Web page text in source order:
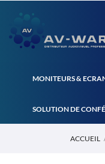
MONITEURS &
SOLUTION DE
ACCUEIL